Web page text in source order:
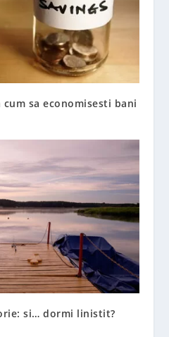
sa economisesti bani
si… dormi linistit?